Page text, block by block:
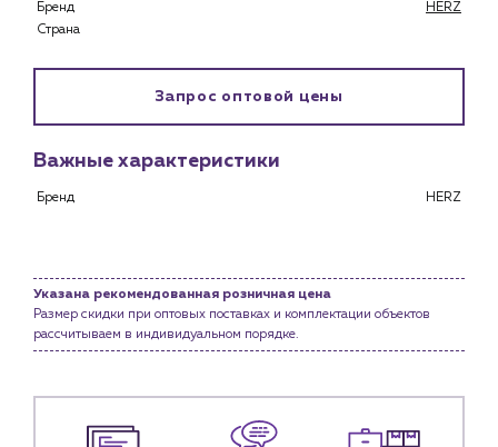
Монтажным бригадам
Предприятиям и юр.лицам
История компании
Доставка
Портфолио
Бренд
HERZ
Страна
Запрос оптовой цены
Важные характеристики
Бренд HERZ
Указана рекомендованная розничная цена
Размер скидки при оптовых поставках и комплектации объектов
рассчитываем в индивидуальном порядке.